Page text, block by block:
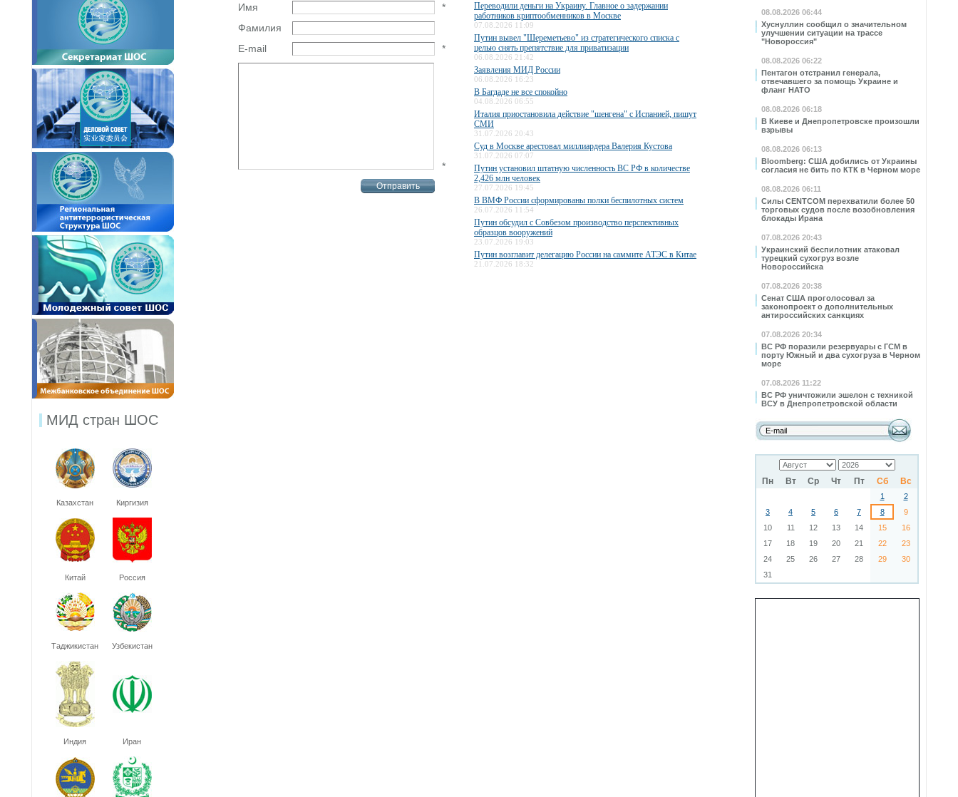
08.08.2026 06:44
Хуснуллин сообщил о значительном
улучшении ситуации на трассе
"Новороссия"
08.08.2026 06:22
Пентагон отстранил генерала,
отвечавшего за помощь Украине и
фланг НАТО
08.08.2026 06:18
В Киеве и Днепропетровске произошли
взрывы
08.08.2026 06:13
Bloomberg: США добились от Украины
согласия не бить по КТК в Черном море
08.08.2026 06:11
Силы CENTCOM перехватили более 50
торговых судов после возобновления
блокады Ирана
07.08.2026 20:43
Украинский беспилотник атаковал
турецкий сухогруз возле
Новороссийска
07.08.2026 20:38
Сенат США проголосовал за
законопроект о дополнительных
антироссийских санкциях
07.08.2026 20:34
ВС РФ поразили резервуары с ГСМ в
порту Южный и два сухогруза в Черном
море
07.08.2026 11:22
ВС РФ уничтожили эшелон с техникой
ВСУ в Днепропетровской области
Пн Вт Ср Чт Пт Сб Вс
1
2
3
4 5 6 7 8
9
10
11 12 13 14 15
16
17
18 19 20 21 22
23
24
25 26 27 28 29
30
31
МИД стран ШОС
Казахстан Киргизия
Китай Россия
Таджикистан Узбекистан
Индия Иран
Имя
*
Фамилия
E-mail
*
*
Переводили деньги на Украину. Главное о задержании
работников криптообменников в Москве
07.08.2026 11:09
Путин вывел "Шереметьево" из стратегического списка с
целью снять препятствие для приватизации
06.08.2026 21:42
Заявления МИД России
06.08.2026 16:23
В Багдаде не все спокойно
04.08.2026 06:55
Италия приостановила действие "шенгена" с Испанией, пишут
СМИ
31.07.2026 20:43
Суд в Москве арестовал миллиардера Валерия Кустова
31.07.2026 07:07
Путин установил штатную численность ВС РФ в количестве
2,426 млн человек
27.07.2026 19:45
В ВМФ России сформированы полки беспилотных систем
26.07.2026 11:54
Путин обсудил с Совбезом производство перспективных
образцов вооружений
23.07.2026 19:03
Путин возглавит делегацию России на саммите АТЭС в Китае
21.07.2026 18:32